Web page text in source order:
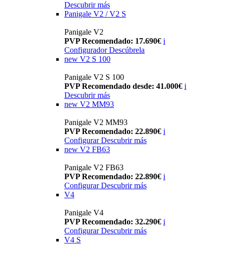
Descubrir más
Panigale V2 / V2 S
Panigale V2
PVP Recomendado: 17.690€ i
Configurador Descúbrela
new V2 S 100
Panigale V2 S 100
PVP Recomendado desde: 41.000€ i
Descubrir más
new V2 MM93
Panigale V2 MM93
PVP Recomendado: 22.890€ i
Configurar Descubrir más
new V2 FB63
Panigale V2 FB63
PVP Recomendado: 22.890€ i
Configurar Descubrir más
V4
Panigale V4
PVP Recomendado: 32.290€ i
Configurar Descubrir más
V4 S